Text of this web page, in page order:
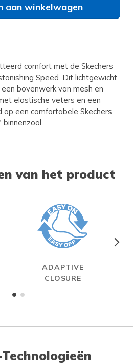
aan winkelwagen
comfort met de Skechers
Speed. Dit lichtgewicht
bovenwerk van mesh en
elastische veters en een
een comfortabele Skechers
van het product
ADAPTIVE
CLOSURE